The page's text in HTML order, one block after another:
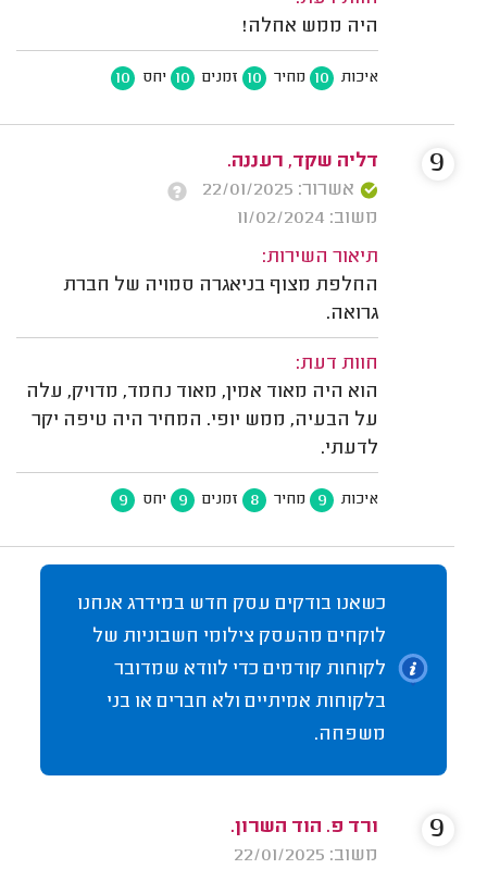
היה ממש אחלה!
איכות 10 מחיר 10 זמנים 10 יחס 10
דליה שקד, רעננה.
אשרור: 22/01/2025
משוב: 11/02/2024
תיאור השירות:
החלפת מצוף בניאגרה סמויה של חברת
גרואה.
חוות דעת:
הוא היה מאוד אמין, מאוד נחמד, מדויק, עלה
על הבעיה, ממש יופי. המחיר היה טיפה יקר
לדעתי.
איכות 9 מחיר 8 זמנים 9 יחס 9
9
כשאנו בודקים עסק חדש במידרג אנחנו
לוקחים מהעסק צילומי חשבוניות של
לקוחות קודמים כדי לוודא שמדובר
בלקוחות אמיתיים ולא חברים או בני
משפחה.
ורד פ. הוד השרון.
משוב: 22/01/2025
9